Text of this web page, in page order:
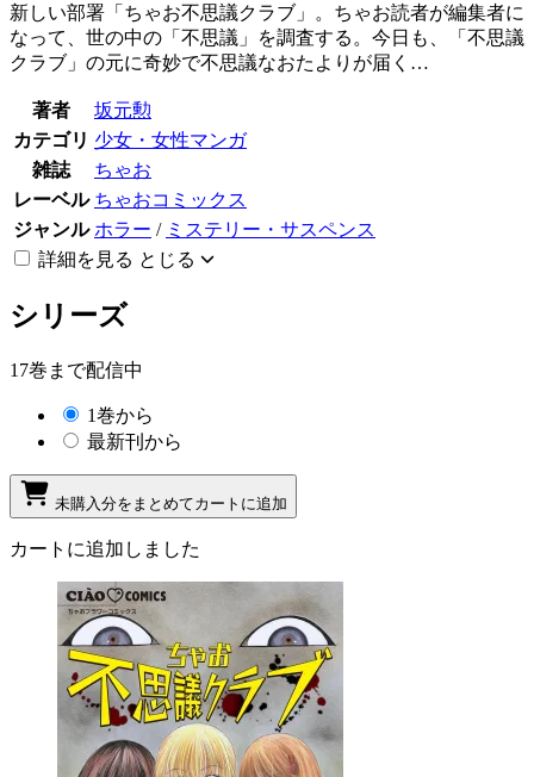
新しい部署「ちゃお不思議クラブ」。ちゃお読者が編集者に
なって、世の中の「不思議」を調査する。今日も、「不思議
クラブ」の元に奇妙で不思議なおたよりが届く…
著者
坂元勲
カテゴリ 少女・女性マンガ
雑誌
ちゃお
レーベル ちゃおコミックス
ジャンル ホラー / ミステリー・サスペンス
詳細を見る とじる
シリーズ
17巻まで配信中
1巻から
最新刊から
未購入分をまとめてカートに追加
カートに追加しました